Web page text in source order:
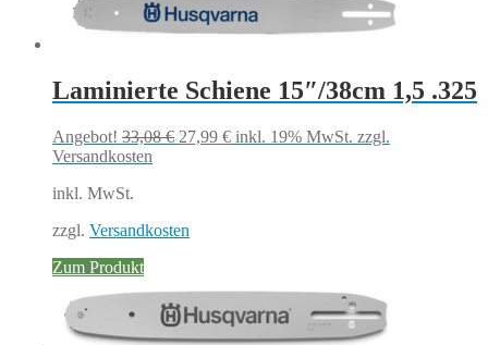
Laminierte Schiene 15″/38cm 1,5 .325
Angebot! 33,08€ Ursprünglicher
27,99 €Aktueller
inkl. 19% MwSt. zzgl.
Versandkosten
inkl. MwSt.
zzgl. Versandkosten
Zum Produkt